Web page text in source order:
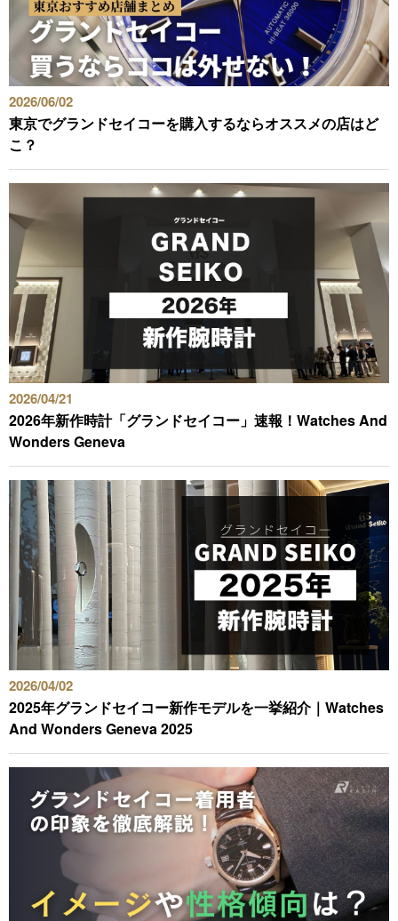
GINZA RASINオンラインショップ
GINZA RASIN買取サイト
GINZA RASIN店舗情報
運営会社
2026/06/02
東京でグランドセイコーを購入するならオススメの店はど
こ？
2026/04/21
2026年新作時計「グランドセイコー」速報！Watches And
Wonders Geneva
2026/04/02
2025年グランドセイコー新作モデルを一挙紹介｜Watches
And Wonders Geneva 2025